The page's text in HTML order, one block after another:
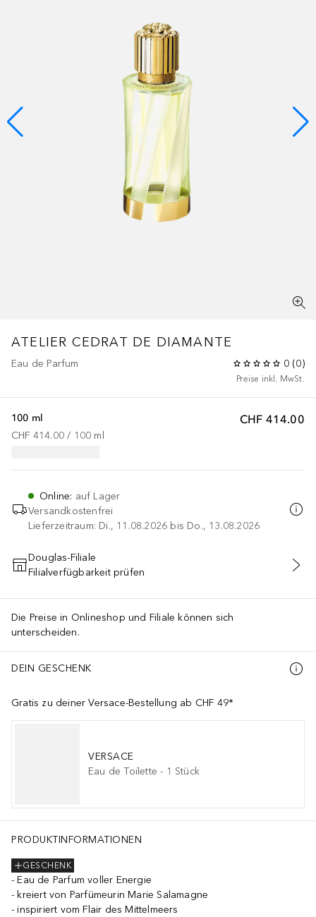
ATELIER CEDRAT DE DIAMANTE
Eau de Parfum 0 (0)
Preise inkl. MwSt.
CHF 414.00
100 ml
CHF 414.00 / 100 ml
Online: auf Lager
Versandkostenfrei
Lieferzeitraum: Di., 11.08.2026 bis Do., 13.08.2026
IN DEN WARENKORB
Douglas-Filiale
Filialverfügbarkeit prüfen
Die Preise in Onlineshop und Filiale können sich
unterscheiden.
DEIN GESCHENK
Gratis zu deiner Versace-Bestellung ab CHF 49*
VERSACE
Eau de Toilette - 1 Stück
PRODUKTINFORMATIONEN
GESCHENK
Eau de Parfum voller Energie
kreiert von Parfümeurin Marie Salamagne
inspiriert vom Flair des Mittelmeers